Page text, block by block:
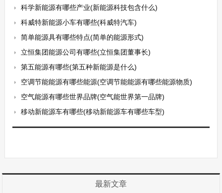
科学新能源有哪些产业(新能源科技包含什么)
科威特新能源小车有哪些(科威特汽车)
简单能源具有哪些特点(简单的能源形式)
立恒集团能源公司有哪些(立恒集团董事长)
第五能源有哪些(第五种新能源是什么)
空调节能能源有哪些能源(空调节能能源有哪些能源物质)
空气能源有哪些世界品牌(空气能世界第一品牌)
移动新能源车有哪些(移动新能源车有哪些车型)
最新文章